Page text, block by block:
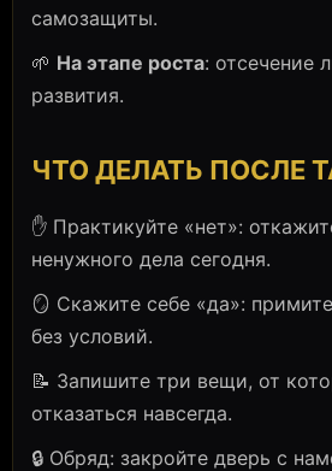
самозащиты.
🌱 На этапе роста: отсечение
развития.
ЧТО ДЕЛАТЬ ПОСЛЕ
✋ Практикуйте «нет»:
ненужного дела сегодня.
🪞 Скажите себе «да»:
без условий.
📝 Запишите три вещи, от
отказаться навсегда.
🔒 Обряд: закройте дверь с